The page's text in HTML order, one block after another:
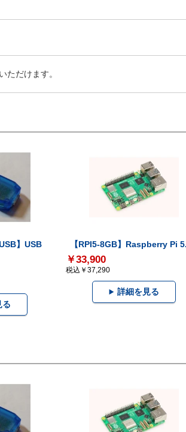
ただけます。
】USB
る
【RPI5-8GB】Raspberry Pi
￥33,900
税込￥37,290
詳細を見る